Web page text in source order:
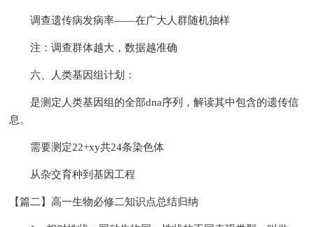
调查遗传病发病率——在广大人群随机抽样
注：调查群体越大，数据越准确
六、人类基因组计划：
是测定人类基因组的全部dna序列，解读其中包含的遗传信
息。
需要测定22+xy共24条染色体
从杂交育种到基因工程
【篇二】高一生物必修二知识点总结归纳